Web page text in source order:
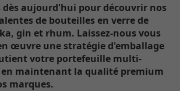
dès aujourd'hui pour découvrir nos
de bouteilles en verre de
gin et rhum. Laissez-nous vous
œuvre une stratégie d'emballage
votre portefeuille multi-
maintenant la qualité premium
marques.